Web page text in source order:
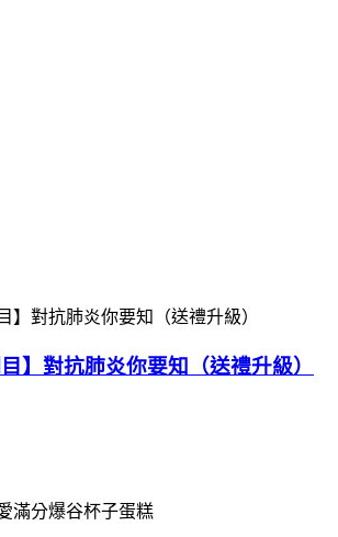
】對抗肺炎你要知（送禮升級）